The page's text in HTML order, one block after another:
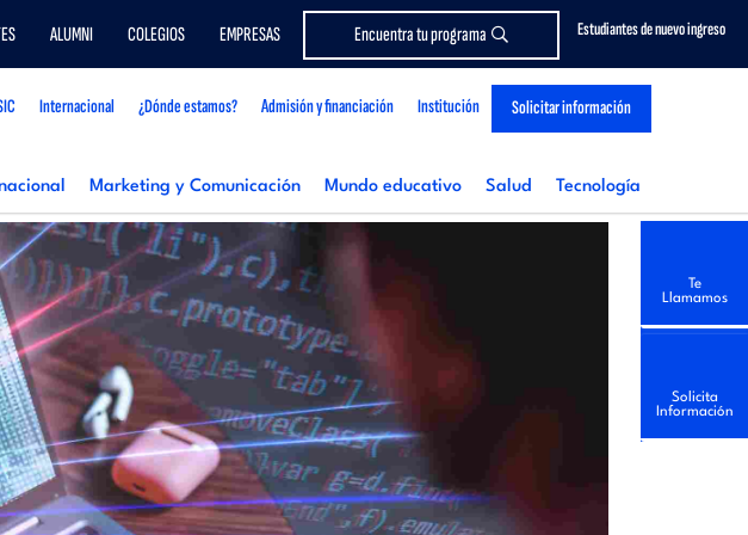
Estudiantes de nuevo ingreso
ALUMNI COLEGIOS EMPRESAS Encuentra tu programa
Internacional ¿Dónde estamos? Admisión y financiación Institución Solicitar información
Marketing y Comunicación Mundo educativo Salud Tecnología
Te
Llamamos
Solicita
Información